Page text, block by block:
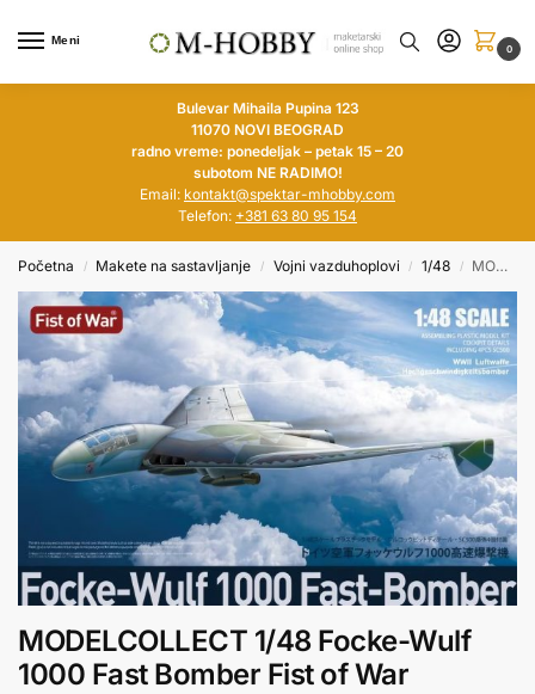
Meni
0
Bulevar Mihaila Pupina 123
11070 NOVI BEOGRAD
radno vreme: ponedeljak – petak 15 – 20
subotom NE RADIMO!
Email: kontakt@spektar-mhobby.com
Telefon: +381 63 80 95 154
Početna / Makete na sastavljanje / Vojni vazduhoplovi / 1/48 / MODELCOLLECT 1/48 Focke-Wulf 1000 Fast Bomber Fist of War
MODELCOLLECT 1/48 Focke-Wulf
1000 Fast Bomber Fist of War